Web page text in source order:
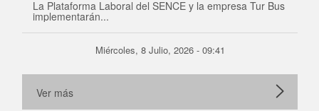
La Plataforma Laboral del SENCE y la empresa Tur Bus
implementarán...
Miércoles, 8 Julio, 2026 - 09:41
Ver más